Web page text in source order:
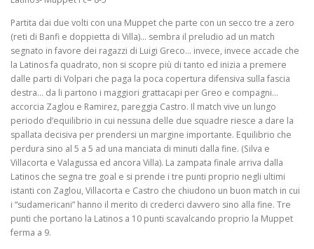
Partita dai due volti con una Muppet che parte con un secco tre a zero
(reti di Banfi e doppietta di Villa)… sembra il preludio ad un match
segnato in favore dei ragazzi di Luigi Greco… invece, invece accade che
la Latinos fa quadrato, non si scopre più di tanto ed inizia a premere
dalle parti di Volpari che paga la poca copertura difensiva sulla fascia
destra… da li partono i maggiori grattacapi per Greo e compagni…
accorcia Zaglou e Ramirez, pareggia Castro. Il match vive un lungo
periodo d’equilibrio in cui nessuna delle due squadre riesce a dare la
spallata decisiva per prendersi un margine importante. Equilibrio che
perdura sino al 5 a 5 ad una manciata di minuti dalla fine. (Silva e
Villacorta e Valagussa ed ancora Villa). La zampata finale arriva dalla
Latinos che segna tre goal e si prende i tre punti proprio negli ultimi
istanti con Zaglou, Villacorta e Castro che chiudono un buon match in cui
i “sudamericani” hanno il merito di crederci davvero sino alla fine. Tre
punti che portano la Latinos a 10 punti scavalcando proprio la Muppet
ferma a 9.